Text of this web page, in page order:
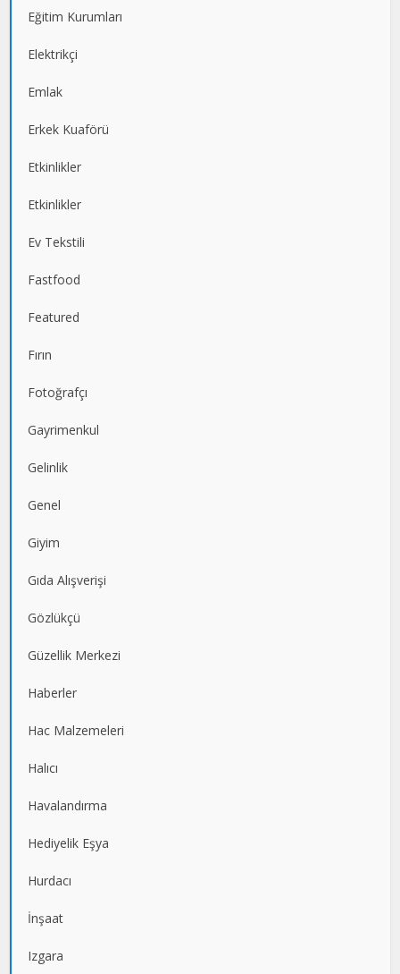
Eğitim Kurumları
Elektrikçi
Emlak
Erkek Kuaförü
Etkinlikler
Etkinlikler
Ev Tekstili
Fastfood
Featured
Fırın
Fotoğrafçı
Gayrimenkul
Gelinlik
Genel
Giyim
Gıda Alışverişi
Gözlükçü
Güzellik Merkezi
Haberler
Hac Malzemeleri
Halıcı
Havalandırma
Hediyelik Eşya
Hurdacı
İnşaat
Izgara